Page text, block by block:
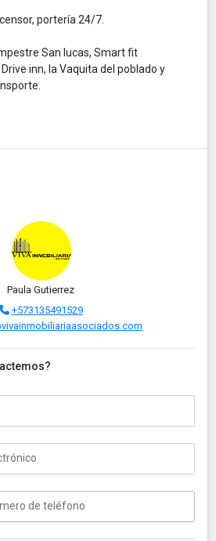
portería 24/7.
San lucas, Smart fit
inn, la Vaquita del poblado y
Paula Gutierrez
+573135491529